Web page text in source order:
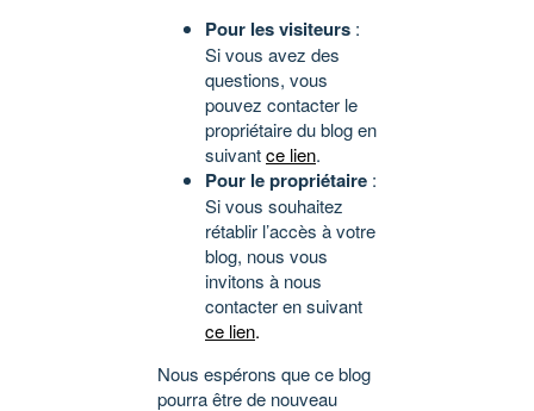
Pour les visiteurs :
Si vous avez des
questions, vous
pouvez contacter le
propriétaire du blog en
suivantce lien.
Pour le propriétaire :
Si vous souhaitez
rétablir l’accès à votre
blog, nous vous
invitons à nous
contacter en suivant
ce lien.
Nous espérons que ce blog
pourra être de nouveau